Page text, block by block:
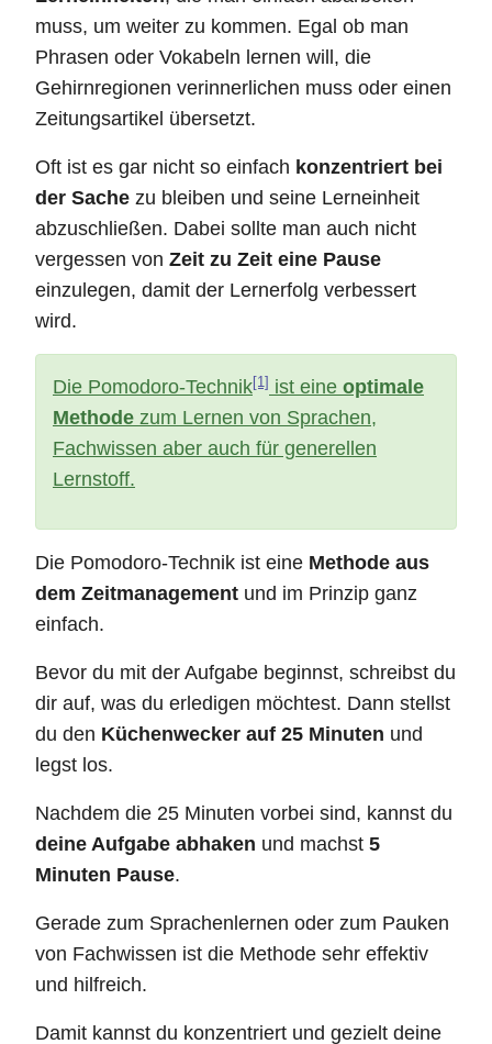
muss, um weiter zu kommen. Egal ob man
Phrasen oder Vokabeln lernen will, die
Gehirnregionen verinnerlichen muss oder einen
Zeitungsartikel übersetzt.
Oft ist es gar nicht so einfach konzentriert bei
der Sache zu bleiben und seine Lerneinheit
abzuschließen. Dabei sollte man auch nicht
vergessen von Zeit zu Zeit eine Pause
einzulegen, damit der Lernerfolg verbessert
wird.
Die Pomodoro-Technik[1] ist eine optimale
Methode zum Lernen von Sprachen,
Fachwissen aber auch für generellen
Lernstoff.
Die Pomodoro-Technik ist eine Methode aus
dem Zeitmanagement und im Prinzip ganz
einfach.
Bevor du mit der Aufgabe beginnst, schreibst du
dir auf, was du erledigen möchtest. Dann stellst
du den Küchenwecker auf 25 Minuten und
legst los.
Nachdem die 25 Minuten vorbei sind, kannst du
deine Aufgabe abhaken und machst 5
Minuten Pause.
Gerade zum Sprachenlernen oder zum Pauken
von Fachwissen ist die Methode sehr effektiv
und hilfreich.
Damit kannst du konzentriert und gezielt deine